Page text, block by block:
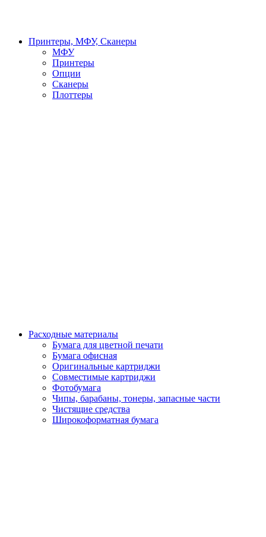
Принтеры, МФУ, Сканеры
МФУ
Принтеры
Опции
Сканеры
Плоттеры
Расходные материалы
Бумага для цветной печати
Бумага офисная
Оригинальные картриджи
Совместимые картриджи
Фотобумага
Чипы, барабаны, тонеры, запасные части
Чистящие средства
Широкоформатная бумага